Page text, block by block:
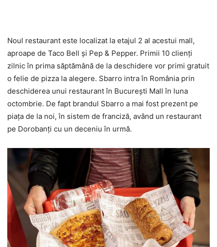
Noul restaurant este localizat la etajul 2 al acestui mall,
aproape de Taco Bell şi Pep & Pepper. Primii 10 clienţi
zilnic în prima săptămână de la deschidere vor primi gratuit
o felie de pizza la alegere. Sbarro intra în România prin
deschiderea unui restaurant în Bucureşti Mall în luna
octombrie. De fapt brandul Sbarro a mai fost prezent pe
piaţa de la noi, în sistem de franciză, având un restaurant
pe Dorobanţi cu un deceniu în urmă.